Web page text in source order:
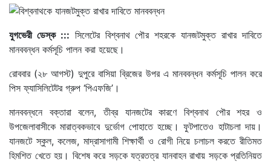
যুগভেরী ডেস্ক ::: সিলেটের বিশ্বনাথ পৌর শহরকে যানজটমুক্ত রাখার দাবিতে
মানববন্ধন কর্মসূচি পালন করা হয়েছে।
রোববার (২৮ আগস্ট) দুপুরে বাসিয়া ব্রিজের উপর এ মানববন্ধন কর্মসূচি পালন করে
পিস ফ্যাসিলিটেটর গ্রুপ ‘পিএফজি’।
মানববন্ধনে বক্তারা বলেন, তীব্র যানজটের কারণে বিশ্বনাথ পৌর শহর ও
উপজেলাবাসীকে মারাত্বকভাবে দুর্ভোগ পোহাতে হচ্ছে। ফুটপাতেও হাটাচলা দায়।
যানজটে স্কুল, কলেজ, মাদ্রাসাগামী শিক্ষার্থী ও রোগী নিয়ে চলাচল করতে রীতিমত
হিমশিত খেতে হয়। বিশেষ করে সড়কে যত্রতত্র যানবাহন রাখায় সড়কে প্রতিনিয়ত